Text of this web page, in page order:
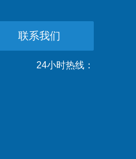
联系我们
24小时热线：